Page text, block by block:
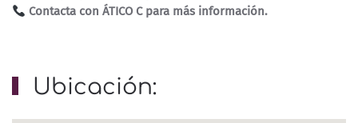
Contacta con ÁTICO C para más información.
Ubicación: